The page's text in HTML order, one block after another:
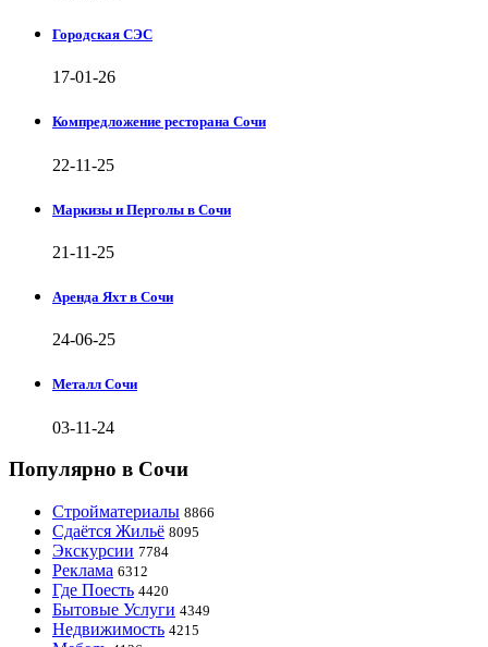
Городская СЭС
17-01-26
Компредложение ресторана Сочи
22-11-25
Маркизы и Перголы в Сочи
21-11-25
Аренда Яхт в Сочи
24-06-25
Металл Сочи
03-11-24
Популярно в Сочи
Стройматериалы 8866
Сдаётся Жильё 8095
Экскурсии 7784
Реклама 6312
Где Поесть 4420
Бытовые Услуги 4349
Недвижимость 4215